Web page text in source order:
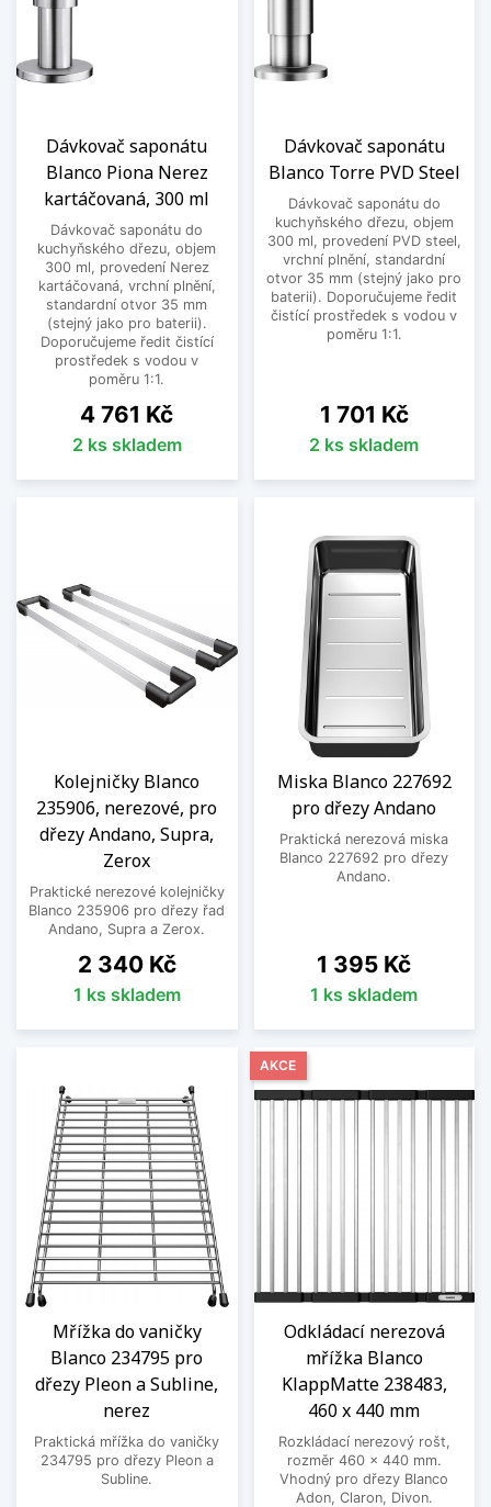
Dávkovač saponátu
Blanco Piona Nerez
kartáčovaná, 300 ml
Dávkovač saponátu do
kuchyňského dřezu, objem
300 ml, provedení Nerez
kartáčovaná, vrchní plnění,
standardní otvor 35 mm
(stejný jako pro baterii).
Doporučujeme ředit čistící
prostředek s vodou v
poměru 1:1.
Cena
4 761 Kč
2 ks skladem
Dávkovač saponátu
Blanco Torre PVD Steel
Dávkovač saponátu do
kuchyňského dřezu, objem
300 ml, provedení PVD steel,
vrchní plnění, standardní
otvor 35 mm (stejný jako pro
baterii). Doporučujeme ředit
čistící prostředek s vodou v
poměru 1:1.
Cena
1 701 Kč
2 ks skladem
Kolejničky Blanco
235906, nerezové, pro
dřezy Andano, Supra,
Zerox
Praktické nerezové kolejničky
Blanco 235906 pro dřezy řad
Andano, Supra a Zerox.
Cena
2 340 Kč
1 ks skladem
Miska Blanco 227692
pro dřezy Andano
Praktická nerezová miska
Blanco 227692 pro dřezy
Andano.
Cena
1 395 Kč
1 ks skladem
Mřížka do vaničky
Blanco 234795 pro
dřezy Pleon a Subline,
nerez
Praktická mřížka do vaničky
234795 pro dřezy Pleon a
Subline.
Odkládací nerezová
mřížka Blanco
KlappMatte 238483,
460 x 440 mm
Rozkládací nerezový rošt,
rozměr 460 x 440 mm.
Vhodný pro dřezy Blanco
Adon, Claron, Divon.
AKCE